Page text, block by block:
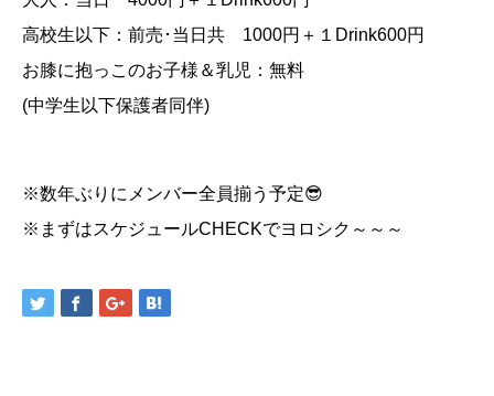
高校生以下：前売･当日共 1000円＋１Drink600円
お膝に抱っこのお子様＆乳児：無料
(中学生以下保護者同伴)
※数年ぶりにメンバー全員揃う予定😎
※まずはスケジュールCHECKでヨロシク～～～